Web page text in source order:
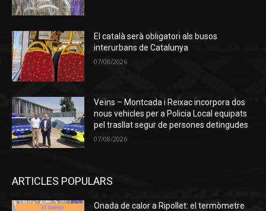
El català serà obligatori als busos
interurbans de Catalunya
07/08/2026
Veïns – Montcada i Reixac incorpora dos
nous vehicles per a Policia Local equipats
pel trasllat segur de persones detingudes
07/08/2026
ARTICLES POPULARS
Onada de calor a Ripollet: el termòmetre